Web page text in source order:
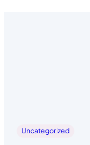
Uncategorized